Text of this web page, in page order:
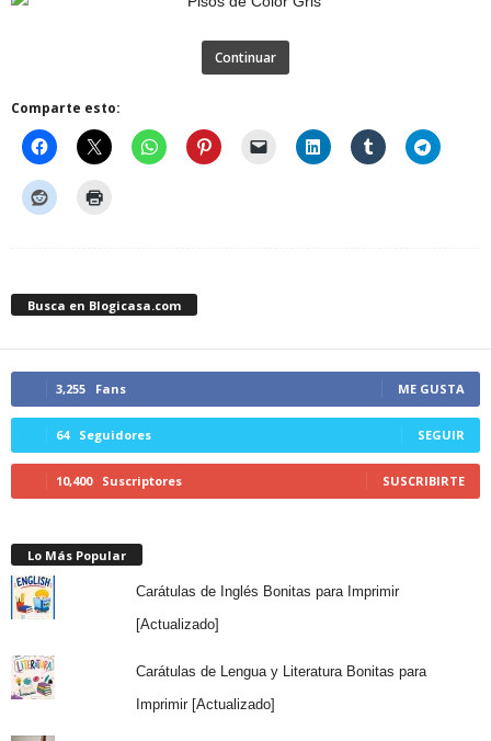
Continuar
Comparte esto:
Busca en Blogicasa.com
3,255 Fans ME GUSTA
64 Seguidores SEGUIR
10,400 Suscriptores SUSCRIBIRTE
Lo Más Popular
Carátulas de Inglés Bonitas para Imprimir
[Actualizado]
Carátulas de Lengua y Literatura Bonitas para
Imprimir [Actualizado]